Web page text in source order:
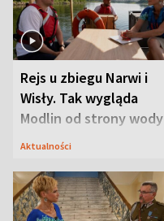
Rejs u zbiegu Narwi i
Wisły. Tak wygląda
Modlin od strony wody
Aktualności